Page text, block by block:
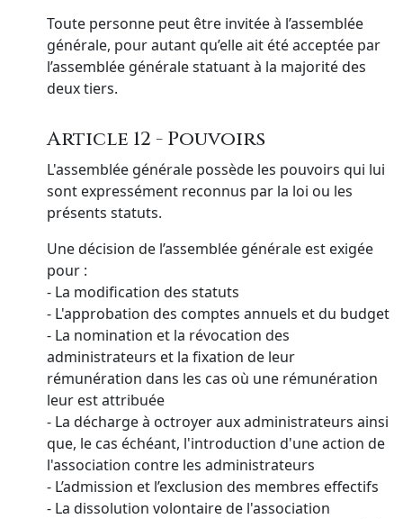
Toute personne peut être invitée à l’assemblée
générale, pour autant qu’elle ait été acceptée par
l’assemblée générale statuant à la majorité des
deux tiers.
Article 12 - Pouvoirs
L'assemblée générale possède les pouvoirs qui lui
sont expressément reconnus par la loi ou les
présents statuts.
Une décision de l’assemblée générale est exigée
pour :
- La modification des statuts
- L'approbation des comptes annuels et du budget
- La nomination et la révocation des
administrateurs et la fixation de leur
rémunération dans les cas où une rémunération
leur est attribuée
- La décharge à octroyer aux administrateurs ainsi
que, le cas échéant, l'introduction d'une action de
l'association contre les administrateurs
- L’admission et l’exclusion des membres effectifs
- La dissolution volontaire de l'association